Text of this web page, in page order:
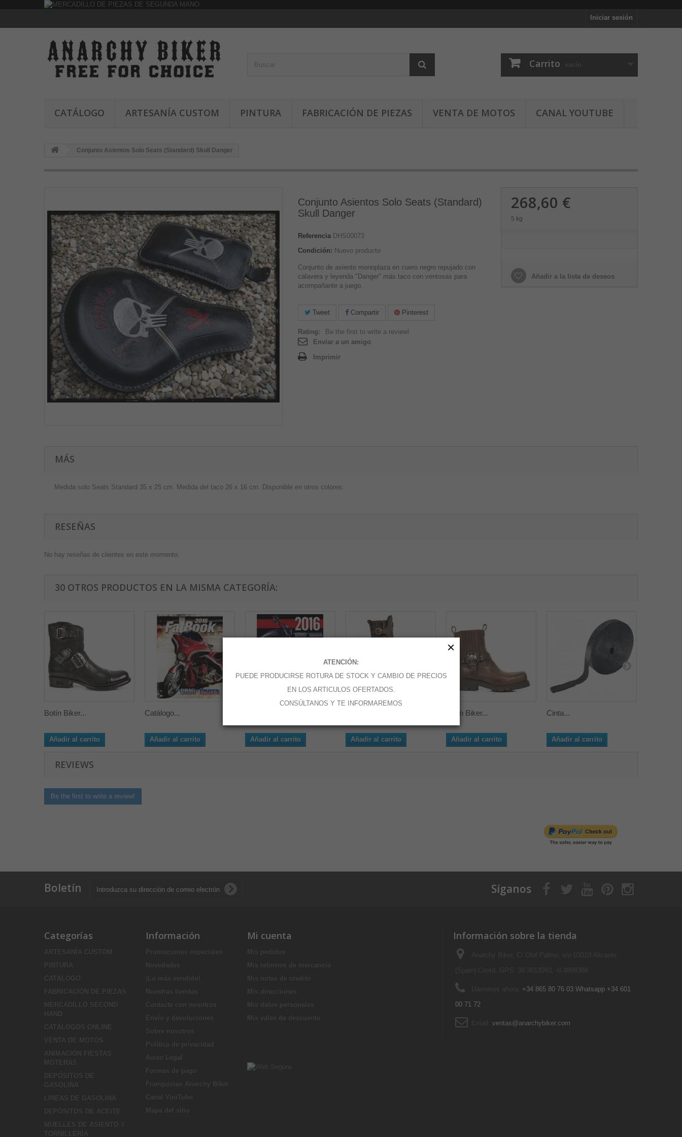
Iniciar sesión
Carrito vacío
CATÁLOGO ARTESANÍA CUSTOM PINTURA FABRICACIÓN DE PIEZAS VENTA DE MOTOS CANAL YOUTUBE
Conjunto Asientos Solo Seats (Standard) Skull Danger
Conjunto Asientos Solo Seats (Standard)
Skull Danger
Referencia DHS00073
Condición: Nuevo producto
Conjunto de asiento monoplaza en cuero negro repujado con
calavera y leyenda "Danger" más taco con ventosas para
acompañante a juego.
Tweet Compartir Pinterest
Rating:
Be the first to write a review!
Enviar a un amigo
Imprimir
268,60 €
5 kg
Añadir a la lista de deseos
MÁS
Medida solo Seats Standard 35 x 25 cm. Medida del taco 26 x 16 cm. Disponible en otros colores.
RESEÑAS
No hay reseñas de clientes en este momento.
30 OTROS PRODUCTOS EN LA MISMA CATEGORÍA:
Botín Biker...
Añadir al carrito
Catálogo...
Añadir al carrito Añadir al carrito Añadir al carrito
Botín Biker...
Añadir al carrito
Cinta...
Añadir al carrito
REVIEWS
Be the first to write a review!
Boletín Síganos
Categorías
ARTESANÍA CUSTOM
PINTURA
CATÁLOGO
FABRICACIÓN DE PIEZAS
MERCADILLO SECOND
HAND
CATÁLOGOS ONLINE
VENTA DE MOTOS
ANIMACIÓN FIESTAS
MOTERAS
DEPÓSITOS DE
GASOLINA
LINEAS DE GASOLINA
DEPÓSITOS DE ACEITE
MUELLES DE ASIENTO Y
TORNILLERÍA
Información
Promociones especiales
Novedades
¡Lo más vendido!
Nuestras tiendas
Contacte con nosotros
Envío y devoluciones
Sobre nosotros
Política de privacidad
Aviso Legal
Formas de pago
Franquicias Anarchy Biker
Canal YouTube
Mapa del sitio
Mi cuenta
Mis pedidos
Mis retornos de mercancia
Mis notas de credito
Mis direcciones
Mis datos personales
Mis vales de descuento
Información sobre la tienda
+34 865 80 76 03 Whatsapp +34 601
00 71 72
ventas@anarchybiker.com
ATENCIÓN:
PUEDE PRODUCIRSE ROTURA DE STOCK Y CAMBIO DE PRECIOS
EN LOS ARTICULOS OFERTADOS.
CONSÚLTANOS Y TE INFORMAREMOS
×